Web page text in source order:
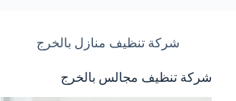
شركة تنظيف منازل بالخرج
شركة تنظيف مجالس بالخرج